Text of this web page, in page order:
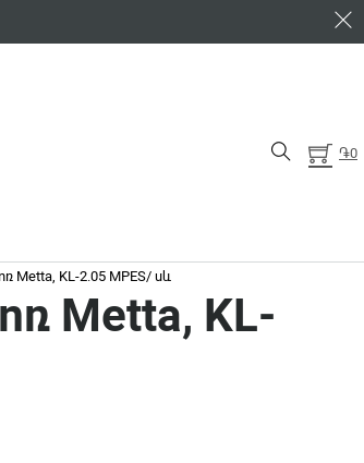
֏0
KL-2.05 MPES/ սև
Metta, KL-